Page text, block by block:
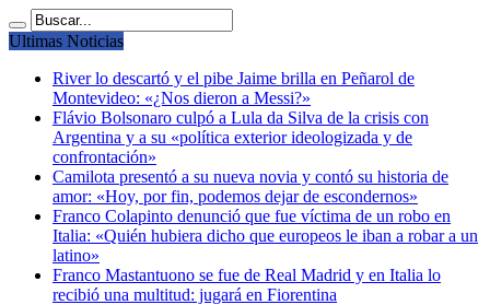
Ultimas Noticias
River lo descartó y el pibe Jaime brilla en Peñarol de
Montevideo: «¿Nos dieron a Messi?»
Flávio Bolsonaro culpó a Lula da Silva de la crisis con
Argentina y a su «política exterior ideologizada y de
confrontación»
Camilota presentó a su nueva novia y contó su historia de
amor: «Hoy, por fin, podemos dejar de escondernos»
Franco Colapinto denunció que fue víctima de un robo en
Italia: «Quién hubiera dicho que europeos le iban a robar a un
latino»
Franco Mastantuono se fue de Real Madrid y en Italia lo
recibió una multitud: jugará en Fiorentina